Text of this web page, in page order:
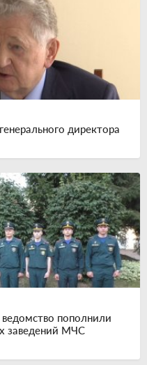
директора
ведомство пополнили
заведений МЧС